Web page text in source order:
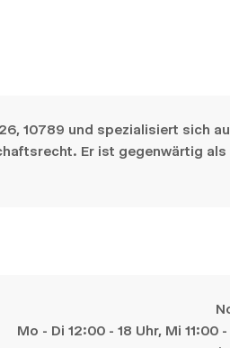
10789 und spezialisiert sich
Er ist gegenwärtig als
Mo - Di 12:00 - 18 Uhr, Mi 11:00